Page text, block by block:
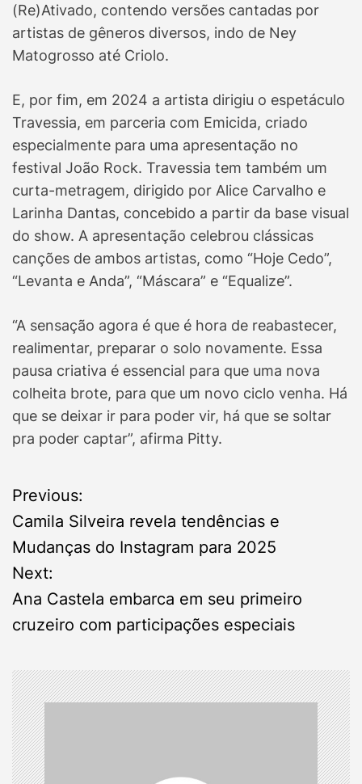
(Re)Ativado, contendo versões cantadas por
artistas de gêneros diversos, indo de Ney
Matogrosso até Criolo.
E, por fim, em 2024 a artista dirigiu o espetáculo
Travessia, em parceria com Emicida, criado
especialmente para uma apresentação no
festival João Rock. Travessia tem também um
curta-metragem, dirigido por Alice Carvalho e
Larinha Dantas, concebido a partir da base visual
do show. A apresentação celebrou clássicas
canções de ambos artistas, como “Hoje Cedo”,
“Levanta e Anda”, “Máscara” e “Equalize”.
“A sensação agora é que é hora de reabastecer,
realimentar, preparar o solo novamente. Essa
pausa criativa é essencial para que uma nova
colheita brote, para que um novo ciclo venha. Há
que se deixar ir para poder vir, há que se soltar
pra poder captar”, afirma Pitty.
P
o
s
t
a
v
i
Previous:
Camila Silveira revela tendências e
Mudanças do Instagram para 2025
Next:
Ana Castela embarca em seu primeiro
cruzeiro com participações especiais